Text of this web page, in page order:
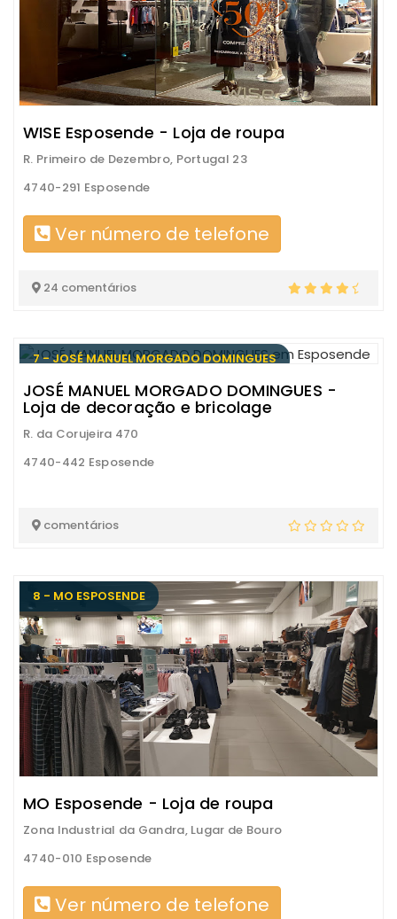
WISE Esposende - Loja de roupa
R. Primeiro de Dezembro, Portugal 23
4740-291 Esposende
Ver número de telefone
24 comentários
7 - JOSÉ MANUEL MORGADO DOMINGUES
JOSÉ MANUEL MORGADO DOMINGUES -
Loja de decoração e bricolage
R. da Corujeira 470
4740-442 Esposende
comentários
8 - MO ESPOSENDE
MO Esposende - Loja de roupa
Zona Industrial da Gandra, Lugar de Bouro
4740-010 Esposende
Ver número de telefone